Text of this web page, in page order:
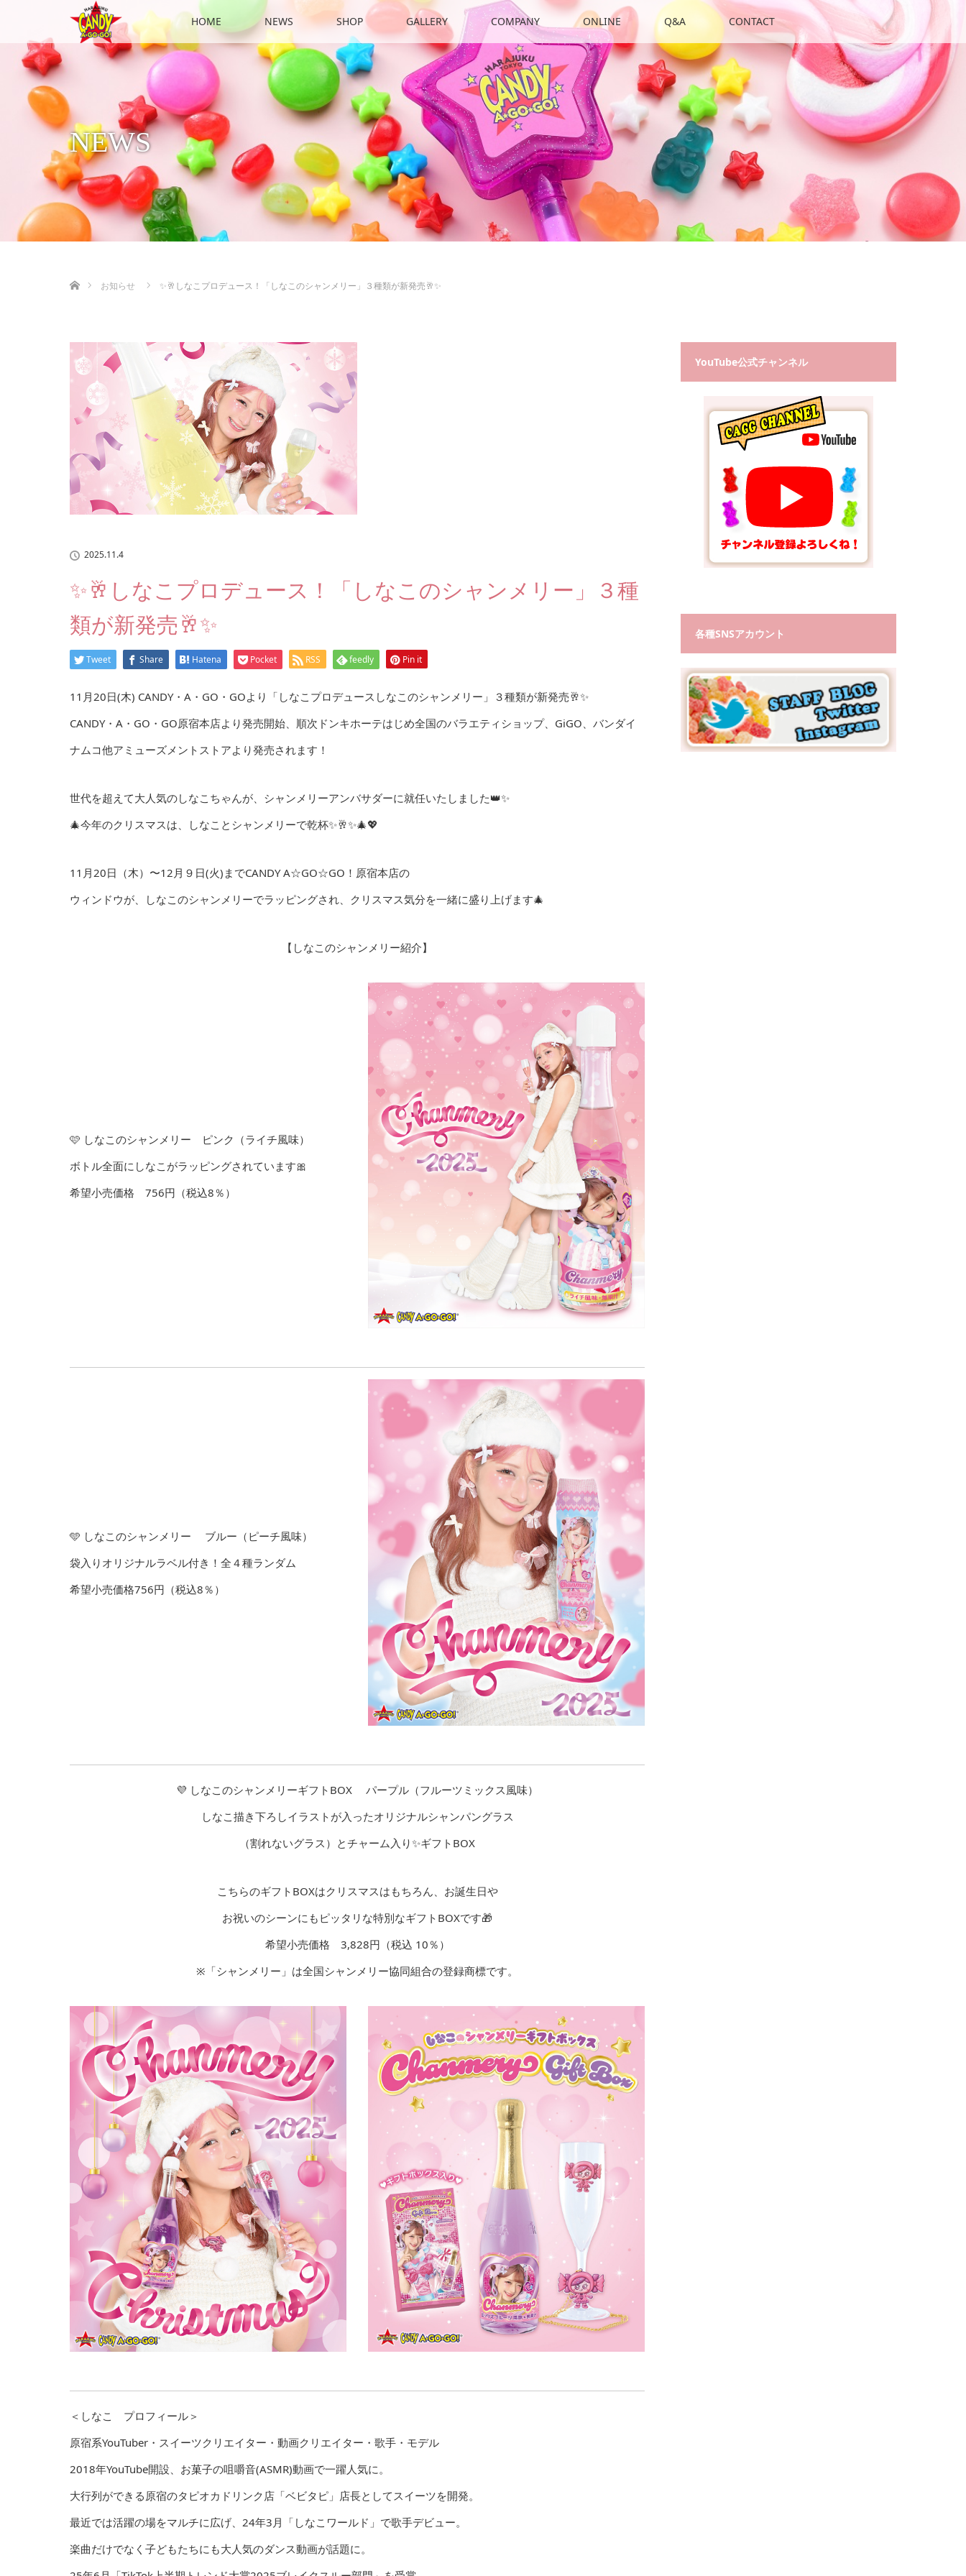
HOME NEWS SHOP GALLERY COMPANY ONLINE Q&A CONTACT
NEWS
お知らせ
✨🥂しなこプロデュース！「しなこのシャンメリー」３種類が新発売🥂✨
2025.11.4
✨🥂しなこプロデュース！「しなこのシャンメリー」３種
類が新発売🥂✨
Tweet Share Hatena Pocket RSS feedly Pin it
11月20日(木) CANDY・A・GO・GOより「しなこプロデュースしなこのシャンメリー」３種類が新発売🥂✨
CANDY・A・GO・GO原宿本店より発売開始、順次ドンキホーテはじめ全国のバラエティショップ、GiGO、バンダイ
ナムコ他アミューズメントストアより発売されます！
世代を超えて大人気のしなこちゃんが、シャンメリーアンバサダーに就任いたしました👑✨
🎄今年のクリスマスは、しなことシャンメリーで乾杯✨🥂✨🎄💖
11月20日（木）〜12月９日(火)までCANDY A☆GO☆GO！原宿本店の
ウィンドウが、しなこのシャンメリーでラッピングされ、クリスマス気分を一緒に盛り上げます🎄
【しなこのシャンメリー紹介】
🩷 しなこのシャンメリー ピンク（ライチ風味）
ボトル全面にしなこがラッピングされています🎀
希望小売価格 756円（税込8％）
🩵 しなこのシャンメリー ブルー（ピーチ風味）
袋入りオリジナルラベル付き！全４種ランダム
希望小売価格756円（税込8％）
💜 しなこのシャンメリーギフトBOX パープル（フルーツミックス風味）
しなこ描き下ろしイラストが入ったオリジナルシャンパングラス
（割れないグラス）とチャーム入り✨ギフトBOX
こちらのギフトBOXはクリスマスはもちろん、お誕生日や
お祝いのシーンにもピッタリな特別なギフトBOXです🎁
希望小売価格 3,828円（税込 10％）
※「シャンメリー」は全国シャンメリー協同組合の登録商標です。
＜しなこ プロフィール＞
原宿系YouTuber・スイーツクリエイター・動画クリエイター・歌手・モデル
2018年YouTube開設、お菓子の咀嚼音(ASMR)動画で一躍人気に。
大行列ができる原宿のタピオカドリンク店「ベビタピ」店長としてスイーツを開発。
最近では活躍の場をマルチに広げ、24年3月「しなこワールド」で歌手デビュー。
楽曲だけでなく子どもたちにも大人気のダンス動画が話題に。
YouTube公式チャンネル
各種SNSアカウント